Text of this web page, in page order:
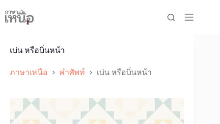
to
content
เบ่น หรือบิ่นหน้า
ภาษาเหนือ คำศัพท์ เบ่น หรือบิ่นหน้า